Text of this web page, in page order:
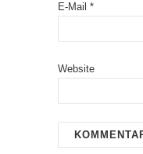
E-Mail *
Website